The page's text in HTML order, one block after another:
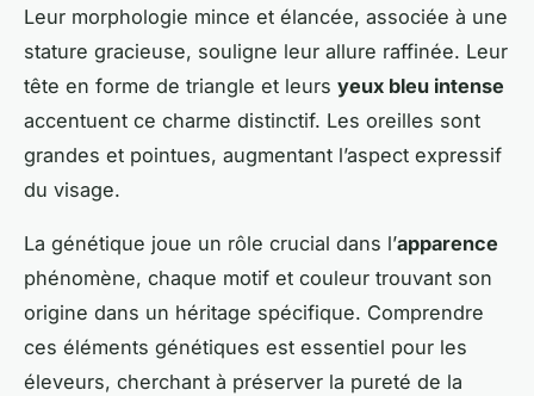
Leur morphologie mince et élancée, associée à une
stature gracieuse, souligne leur allure raffinée. Leur
tête en forme de triangle et leurs yeux bleu intense
accentuent ce charme distinctif. Les oreilles sont
grandes et pointues, augmentant l’aspect expressif
du visage.
La génétique joue un rôle crucial dans l’apparence
phénomène, chaque motif et couleur trouvant son
origine dans un héritage spécifique. Comprendre
ces éléments génétiques est essentiel pour les
éleveurs, cherchant à préserver la pureté de la